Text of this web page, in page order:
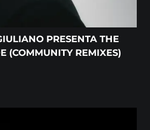
PRESENTA THE
(COMMUNITY REMIXES)